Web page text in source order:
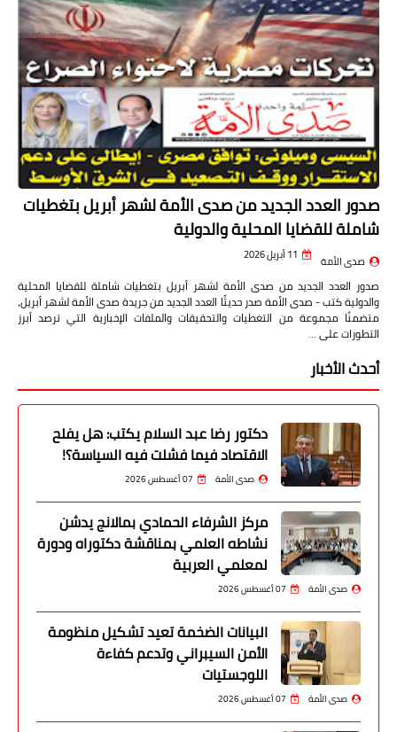
صدور العدد الجديد من صدى الأمة لشهر أبريل بتغطيات
شاملة للقضايا المحلية والدولية
صدى الأمة 11 أبريل 2026
صدور العدد الجديد من صدى الأمة لشهر أبريل بتغطيات شاملة للقضايا المحلية
والدولية كتب - صدى الأمة صدر حديثًا العدد الجديد من جريدة صدى الأمة لشهر أبريل،
متضمنًا مجموعة من التغطيات والتحقيقات والملفات الإخبارية التي ترصد أبرز
التطورات على …
أحدث الأخبار
دكتور رضا عبد السلام يكتب: هل يفلح
الاقتصاد فيما فشلت فيه السياسة؟!
صدى الأمة 07 أغسطس 2026
مركز الشرفاء الحمادي بمالانج يدشن
نشاطه العلمي بمناقشة دكتوراه ودورة
لمعلمي العربية
صدى الأمة 07 أغسطس 2026
البيانات الضخمة تعيد تشكيل منظومة
الأمن السيبراني وتدعم كفاءة
اللوجستيات
صدى الأمة 07 أغسطس 2026